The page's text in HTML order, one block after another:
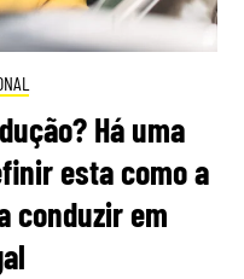
Há uma
esta como a
conduzir em